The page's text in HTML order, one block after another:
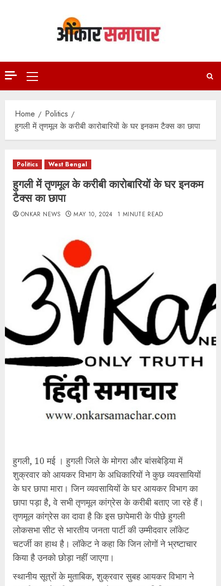
Primary
Menu
Home
Politics
हुगली में तृणमूल के करीबी कारोबारियों के घर इनकम टैक्स का छापा
Politics West Bengal
हुगली में तृणमूल के करीबी कारोबारियों के घर इनकम
टैक्स का छापा
ONKAR NEWS MAY 10, 2024 1 MINUTE READ
हुगली, 10 मई । हुगली जिले के मोगरा और बांसबेड़िया में
शुक्रवार को आयकर विभाग के अधिकारियों ने कुछ व्यवसायियों
के घर छापा मारा। जिन व्यवसायियों के घर आयकर विभाग का
छापा पड़ा है, वे सभी तृणमूल कांग्रेस के करीबी बताए जा रहे हैं।
तृणमूल कांग्रेस का दावा है कि इस छापेमारी के पीछे हुगली
लोकसभा सीट से भारतीय जनता पार्टी की उम्मीदवार लॉकेट
चटर्जी का हाथ है। लॉकेट ने कहा कि जिन लोगों ने भ्रष्टाचार
किया है उनको छोड़ा नहीं जाएगा।
स्थानीय सूत्रों के मुताबिक, शुक्रवार सुबह आयकर विभाग ने